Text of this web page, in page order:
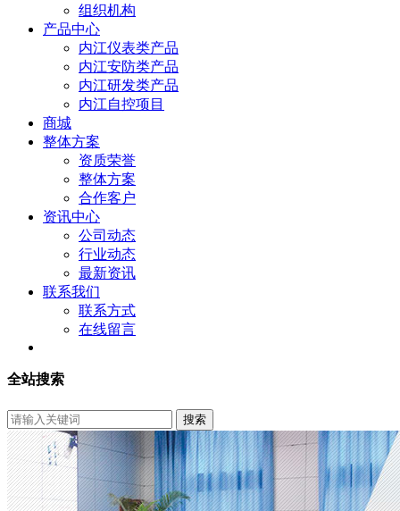
组织机构
产品中心
内江仪表类产品
内江安防类产品
内江研发类产品
内江自控项目
商城
整体方案
资质荣誉
整体方案
合作客户
资讯中心
公司动态
行业动态
最新资讯
联系我们
联系方式
在线留言
全站搜索